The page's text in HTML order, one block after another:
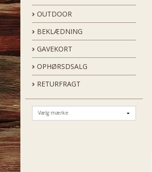
OUTDOOR
BEKLÆDNING
GAVEKORT
OPHØRSDSALG
RETURFRAGT